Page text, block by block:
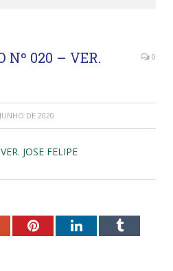
Nº 020 – VER.
0
DE 2020
JOSE FELIPE
PinterestLinkedInTumblr